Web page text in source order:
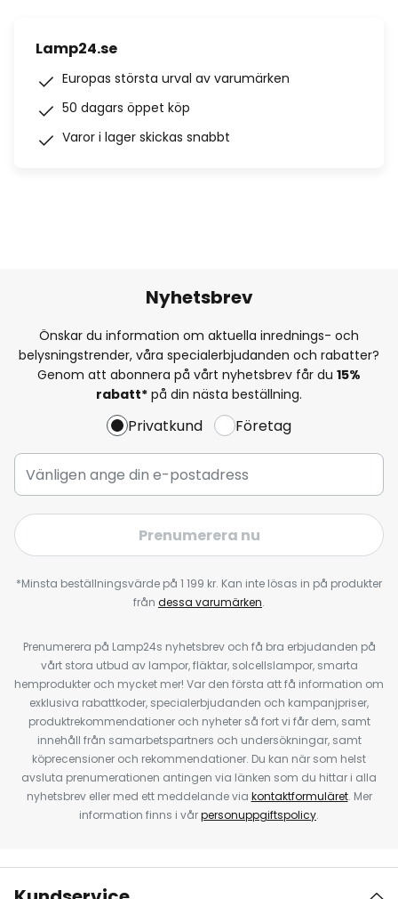
Lamp24.se
Europas största urval av varumärken
50 dagars öppet köp
Varor i lager skickas snabbt
Nyhetsbrev
Önskar du information om aktuella inrednings- och
belysningstrender, våra specialerbjudanden och rabatter?
Genom att abonnera på vårt nyhetsbrev får du 15%
rabatt* på din nästa beställning.
Privatkund Företag
Prenumerera nu
*Minsta beställningsvärde på 1 199 kr. Kan inte lösas in på produkter
från dessa varumärken.
Prenumerera på Lamp24s nyhetsbrev och få bra erbjudanden på
vårt stora utbud av lampor, fläktar, solcellslampor, smarta
hemprodukter och mycket mer! Var den första att få information om
exklusiva rabattkoder, specialerbjudanden och kampanjpriser,
produktrekommendationer och nyheter så fort vi får dem, samt
innehåll från samarbetspartners och undersökningar, samt
köprecensioner och rekommendationer. Du kan när som helst
avsluta prenumerationen antingen via länken som du hittar i alla
nyhetsbrev eller med ett meddelande via kontaktformuläret. Mer
information finns i vårpersonuppgiftspolicy.